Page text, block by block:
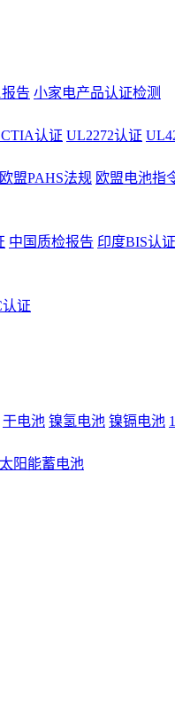
告 小家电产品认证检测
认证 UL2272认证
欧盟PAHS法规 欧盟电池指
中国质检报告 印度BIS认证
证
干电池 镍氢电池 镍镉电池
太阳能蓄电池